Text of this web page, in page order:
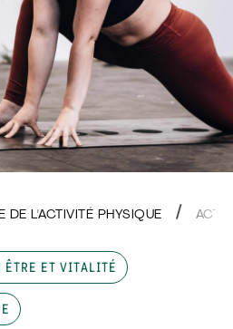
DE L'ACTIVITÉ PHYSIQUE
ÊTRE ET VITALITÉ